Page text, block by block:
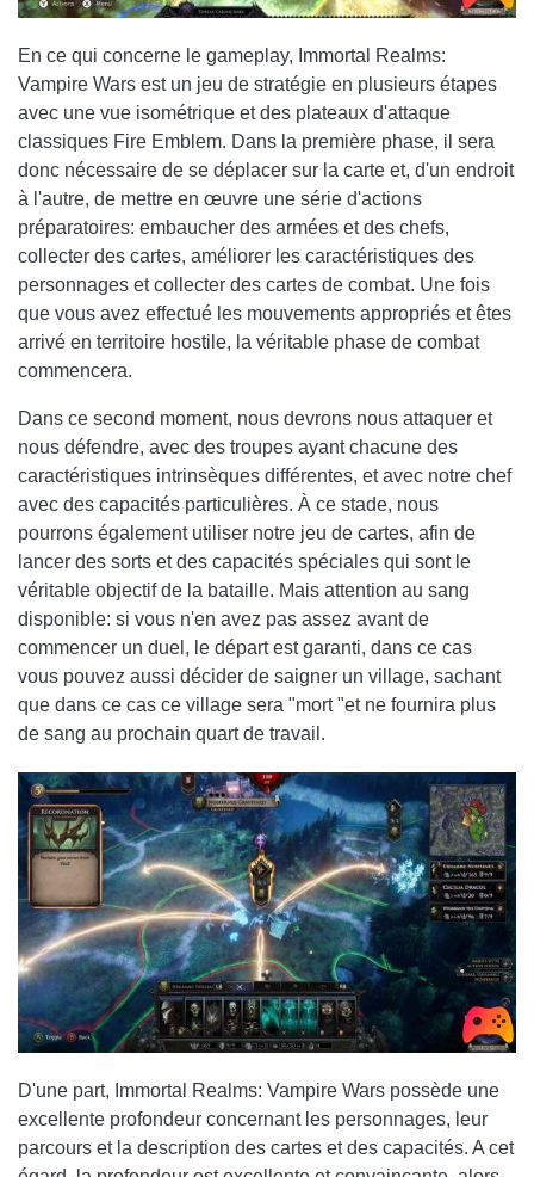
En ce qui concerne le gameplay, Immortal Realms:
Vampire Wars est un jeu de stratégie en plusieurs étapes
avec une vue isométrique et des plateaux d'attaque
classiques Fire Emblem. Dans la première phase, il sera
donc nécessaire de se déplacer sur la carte et, d'un endroit
à l'autre, de mettre en œuvre une série d'actions
préparatoires: embaucher des armées et des chefs,
collecter des cartes, améliorer les caractéristiques des
personnages et collecter des cartes de combat. Une fois
que vous avez effectué les mouvements appropriés et êtes
arrivé en territoire hostile, la véritable phase de combat
commencera.
Dans ce second moment, nous devrons nous attaquer et
nous défendre, avec des troupes ayant chacune des
caractéristiques intrinsèques différentes, et avec notre chef
avec des capacités particulières. À ce stade, nous
pourrons également utiliser notre jeu de cartes, afin de
lancer des sorts et des capacités spéciales qui sont le
véritable objectif de la bataille. Mais attention au sang
disponible: si vous n'en avez pas assez avant de
commencer un duel, le départ est garanti, dans ce cas
vous pouvez aussi décider de saigner un village, sachant
que dans ce cas ce village sera "mort "et ne fournira plus
de sang au prochain quart de travail.
D'une part, Immortal Realms: Vampire Wars possède une
excellente profondeur concernant les personnages, leur
parcours et la description des cartes et des capacités. A cet